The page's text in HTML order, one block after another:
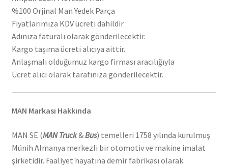
%100 Orjinal Man Yedek Parça
Fiyatlarımıza KDV ücreti dahildir
Adınıza faturalı olarak gönderilecektir.
Kargo taşıma ücreti alıcıya aittir.
Anlaşmalı olduğumuz kargo firması aracılığıyla
Ücret alıcı olarak tarafınıza gönderilecektir.
MAN Markası Hakkında
MAN SE (MAN Truck&Bus) temelleri 1758 yılında kurulmuş
Münih Almanya merkezli bir otomotiv ve makine imalat
şirketidir. Faaliyet hayatına demir fabrikası olarak